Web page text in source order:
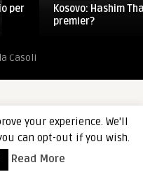
per
Kosovo: Hashim
premier?
Casoli
your experience. We'll
can opt-out if you wish.
Read More